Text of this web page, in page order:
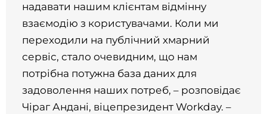
надавати нашим клієнтам відмінну
взаємодію з користувачами. Коли ми
переходили на публічний хмарний
сервіс, стало очевидним, що нам
потрібна потужна база даних для
задоволення наших потреб, – розповідає
Чіраг Андані, віцепрезидент Workday. –